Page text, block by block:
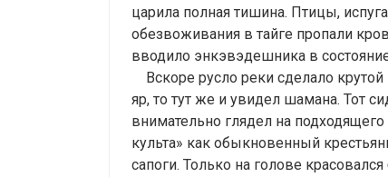
царила полная тишина. Птицы,
обезвоживания в тайге пропали
вводило энкэвэдешника в
Вскоре русло реки сделало
яр, то тут же и увидел шамана. Тот
внимательно глядел на
культа» как обыкновенный
сапоги. Только на голове